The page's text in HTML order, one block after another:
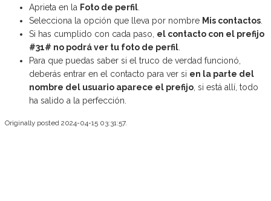
Aprieta en la Foto de perfil
Selecciona la opción que lleva por nombre Mis contactos
Si has cumplido con cada paso, el contacto con el prefijo
#31# no podrá ver tu foto de perfil
Para que puedas saber si el truco de verdad funcionó,
deberás entrar en el contacto para ver si en la parte del
nombre del usuario aparece el prefijo , si está allí, todo
ha salido a la perfección.
Originally posted 2024-04-15 03:31:57.